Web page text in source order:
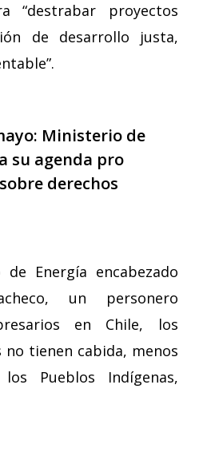
“destrabar proyectos
de desarrollo justa,
Ministerio de
su agenda pro
derechos
Energía encabezado
un personero
en Chile, los
no tienen cabida, menos
Pueblos Indígenas,